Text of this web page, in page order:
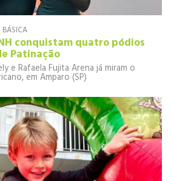
conquistam quatro pódios
Patinação
e Rafaela Fujita Arena já miram o
em Amparo (SP)